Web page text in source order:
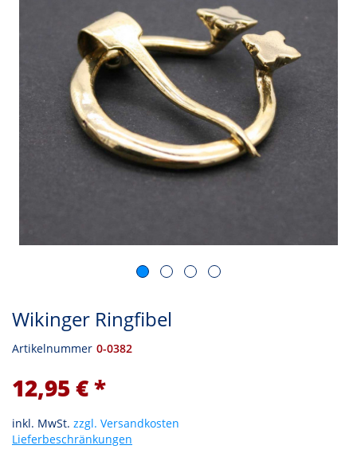
Wikinger Ringfibel
Artikelnummer 0-0382
12,95 € *
inkl. MwSt. zzgl. Versandkosten
Lieferbeschränkungen